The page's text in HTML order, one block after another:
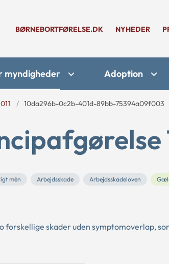
BØRNEBORTFØRELSE.DK NYHEDER
myndigheder Adoption
10da296b-0c2b-401d-89bb-75394a09f003
mén Arbejdsskade Arbejdsskadeloven
forskellige skader uden symptomoverlap,